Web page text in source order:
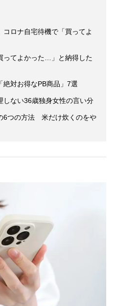
コロナ自宅待機で「買ってよ
ってよかった…」と納得した
絶対お得なPB商品」7選
ない36歳独身女性の言い分
6つの方法 米だけ炊くのをや